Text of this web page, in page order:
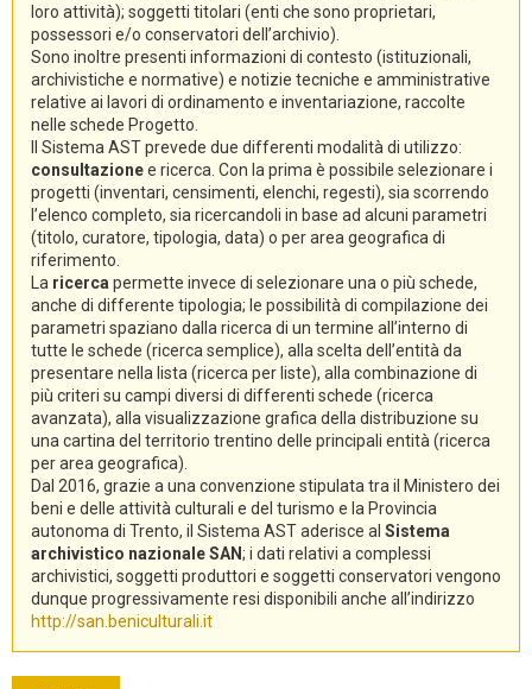
loro attività); soggetti titolari (enti che sono proprietari,
possessori e/o conservatori dell’archivio).
Sono inoltre presenti informazioni di contesto (istituzionali,
archivistiche e normative) e notizie tecniche e amministrative
relative ai lavori di ordinamento e inventariazione, raccolte
nelle schede Progetto.
Il Sistema AST prevede due differenti modalità di utilizzo:
consultazionee ricerca. Con la prima è possibile selezionare i
progetti (inventari, censimenti, elenchi, regesti), sia scorrendo
l’elenco completo, sia ricercandoli in base ad alcuni parametri
(titolo, curatore, tipologia, data) o per area geografica di
riferimento.
La ricerca permette invece di selezionare una o più schede,
anche di differente tipologia; le possibilità di compilazione dei
parametri spaziano dalla ricerca di un termine all’interno di
tutte le schede (ricerca semplice), alla scelta dell’entità da
presentare nella lista (ricerca per liste), alla combinazione di
più criteri su campi diversi di differenti schede (ricerca
avanzata), alla visualizzazione grafica della distribuzione su
una cartina del territorio trentino delle principali entità (ricerca
per area geografica).
Dal 2016, grazie a una convenzione stipulata tra il Ministero dei
beni e delle attività culturali e del turismo e la Provincia
autonoma di Trento, il Sistema AST aderisce al Sistema
archivistico nazionale SAN; i dati relativi a complessi
archivistici, soggetti produttori e soggetti conservatori vengono
dunque progressivamente resi disponibili anche all’indirizzo
http://san.beniculturali.it